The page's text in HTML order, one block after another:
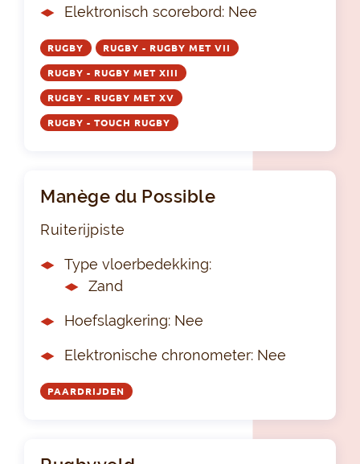
Elektronisch scorebord: Nee
RUGBY RUGBY - RUGBY MET VII
RUGBY - RUGBY MET XIII
RUGBY - RUGBY MET XV
RUGBY - TOUCH RUGBY
Manège du Possible
Ruiterijpiste
Type vloerbedekking:
Zand
Hoefslagkering: Nee
Elektronische chronometer: Nee
PAARDRIJDEN